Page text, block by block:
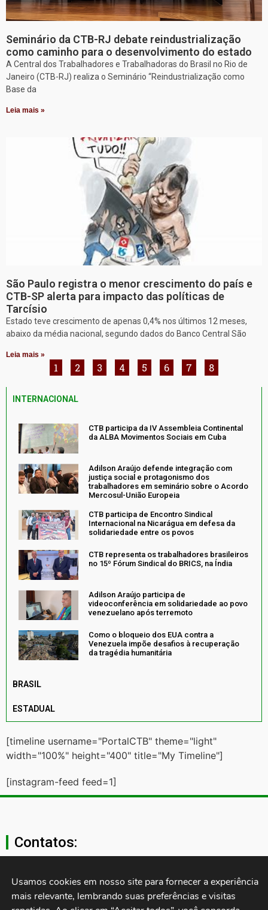
Seminário da CTB-RJ debate reindustrialização
como caminho para o desenvolvimento do estado
A Central dos Trabalhadores e Trabalhadoras do Brasil no Rio de
Janeiro (CTB-RJ) realiza o Seminário “Reindustrialização como
Base da
Leia mais »
São Paulo registra o menor crescimento do país e
CTB-SP alerta para impacto das políticas de
Tarcísio
Estado teve crescimento de apenas 0,4% nos últimos 12 meses,
abaixo da média nacional, segundo dados do Banco Central São
Leia mais »
1 2 3 4 5 6 7 8
INTERNACIONAL
CTB participa da IV Assembleia Continental
da ALBA Movimentos Sociais em Cuba
Adilson Araújo defende integração com
justiça social e protagonismo dos
trabalhadores em seminário sobre o Acordo
Mercosul-União Europeia
CTB participa de Encontro Sindical
Internacional na Nicarágua em defesa da
solidariedade entre os povos
CTB representa os trabalhadores brasileiros
no 15º Fórum Sindical do BRICS, na Índia
Adilson Araújo participa de
videoconferência em solidariedade ao povo
venezuelano após terremoto
Como o bloqueio dos EUA contra a
Venezuela impõe desafios à recuperação
da tragédia humanitária
BRASIL
ESTADUAL
[timeline username="PortalCTB" theme="light"
width="100%" height="400" title="My Timeline"]
[instagram-feed feed=1]
Contatos:
secgeral@ctb.org.br
11 3874-0040
Usamos cookies em nosso site para fornecer a experiência
mais relevante, lembrando suas preferências e visitas